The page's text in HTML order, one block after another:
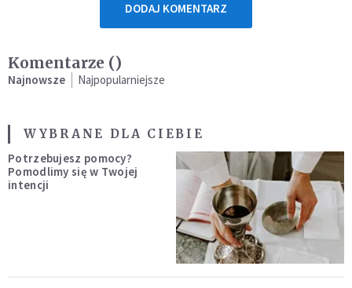
DODAJ KOMENTARZ
Komentarze ()
Najnowsze Najpopularniejsze
WYBRANE DLA CIEBIE
Potrzebujesz pomocy?
Pomodlimy się w Twojej
intencji